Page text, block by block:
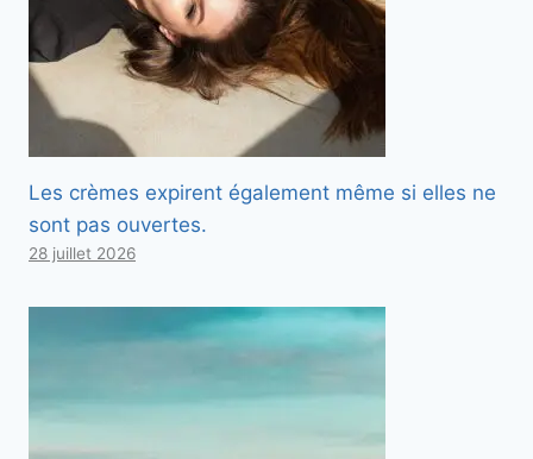
Les crèmes expirent également même si elles ne
sont pas ouvertes.
28 juillet 2026